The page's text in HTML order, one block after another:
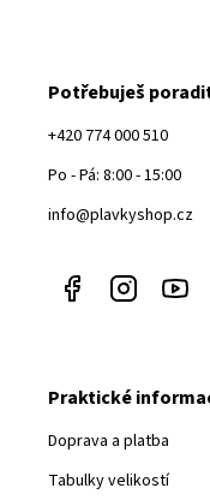
Potřebuješ
+420 774 000 510
Po - Pá: 8:00 - 15:00
info@plavkyshop.cz
Praktické
Doprava a platba
Tabulky velikostí